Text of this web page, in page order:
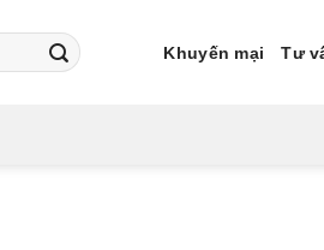
Khuyến mại Tư